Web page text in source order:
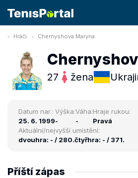
Hráči Chernyshova Maryna
27 žena
Datum nar.:
25. 6. 1999
Výška:
-
Váha:
-
Hraje rukou:
Pravá
Aktuální/nejvyšší umístění:
dvouhra: - / 280.čtyřhra: - / 371.
Příští zápas